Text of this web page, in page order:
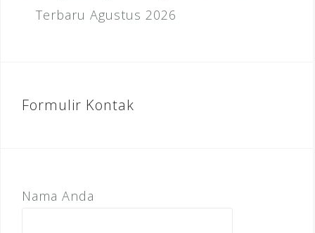
Terbaru Agustus 2026
Formulir Kontak
Nama Anda